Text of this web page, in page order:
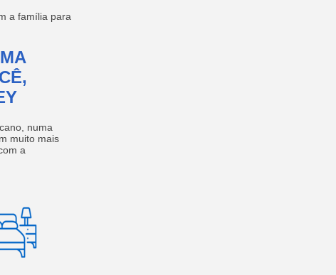
a família para
numa
muito mais
a